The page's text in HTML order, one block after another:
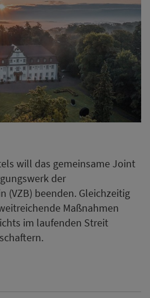
will das gemeinsame Joint
der
(VZB) beenden. Gleichzeitig
Maßnahmen
im laufenden Streit